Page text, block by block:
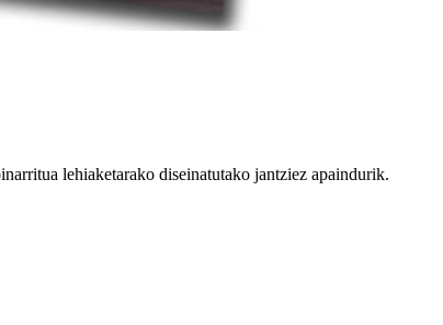
lehiaketarako diseinatutako jantziez apaindurik.